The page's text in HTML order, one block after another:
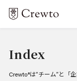
Index
Crewto®は“チーム”と「